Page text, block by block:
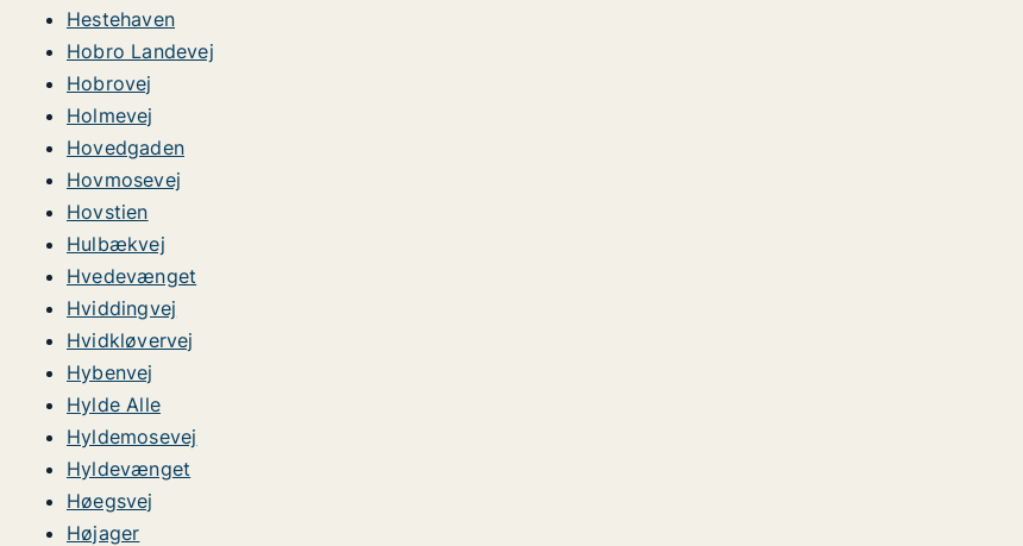
Hestehaven
Hobro Landevej
Hobrovej
Holmevej
Hovedgaden
Hovmosevej
Hovstien
Hulbækvej
Hvedevænget
Hviddingvej
Hvidkløvervej
Hybenvej
Hylde Alle
Hyldemosevej
Hyldevænget
Høegsvej
Højager